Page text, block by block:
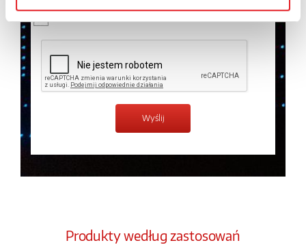
Produkty według zastosowań